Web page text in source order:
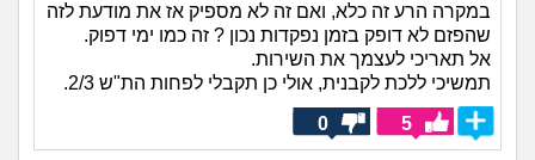
במקרה הרע זה כלא, ואם זה לא מספיק אז את מודעת לזה
שהפזם לא דופק בזמן נפקדות נכון ? זה כמו ימי דפוק.
אל תאריכי לעצמך את השירות.
תמשיכי ללכת לקבנית, אולי כן תקבלי לפחות הת"ש 2/3.
5
0